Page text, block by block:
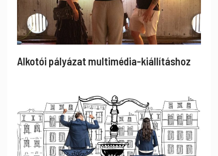
Alkotói pályázat multimédia-kiállításhoz